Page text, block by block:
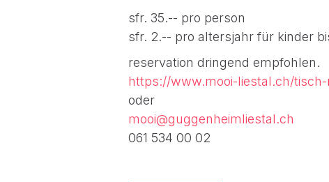
sfr. 35.-- pro person
sfr. 2.-- pro altersjahr für kinder
reservation dringend empfohlen.
https://www.mooi-liestal.ch/
oder
mooi@guggenheimliestal.ch
061 534 00 02